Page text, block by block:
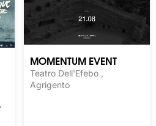
MOMENTUM EVENT
Teatro Dell'Efebo ,
Agrigento